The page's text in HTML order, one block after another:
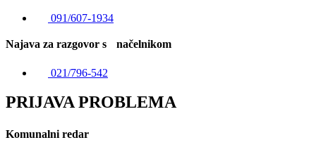
091/607-1934
Najava za razgovor s načelnikom
021/796-542
PRIJAVA PROBLEMA
Komunalni redar